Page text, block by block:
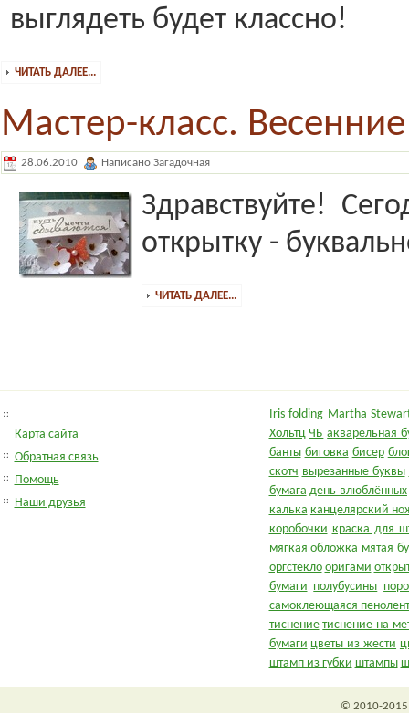
выглядеть будет классно!
ЧИТАТЬ ДАЛЕЕ...
Мастер-класс.
28.06.2010 Написано Загадочная
Здравствуйте!
открытку -
ЧИТАТЬ ДАЛЕЕ...
Карта сайта
Обратная связь
Помощь
Наши друзья
Iris folding Martha
Хольтц ЧБ акварельная
банты биговка бисер
скотч вырезанные буквы
бумага день влюблённых
калька канцелярский
коробочки краска для
мягкая обложка мятая
оргстекло оригами
бумаги полубусины
самоклеющаяся
тиснение тиснение на
бумаги цветы из жести
штамп из губки штампы
© 2010-2015